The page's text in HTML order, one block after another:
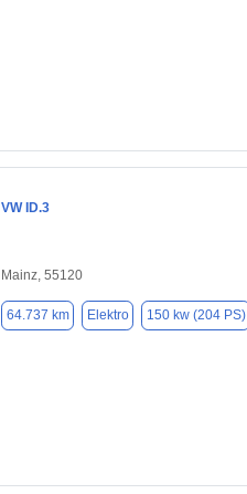
VW ID.3
Mainz, 55120
64.737 km Elektro 150 kw (204 PS)